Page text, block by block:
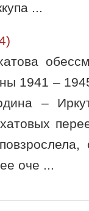
...
1941 –
–
оче ...